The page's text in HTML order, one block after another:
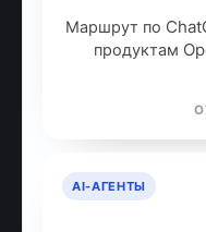
Маршрут по
продуктам
AI-АГЕНТЫ